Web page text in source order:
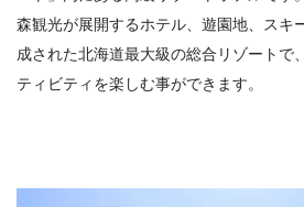
森観光が展開するホテル、遊園地、スキ
成された北海道最大級の総合リゾートで
ティビティを楽しむ事ができます。